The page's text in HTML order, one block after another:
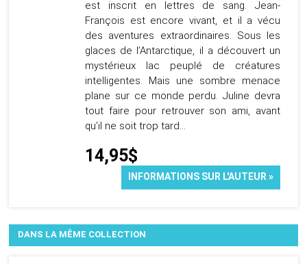
est inscrit en lettres de sang. Jean-
François est encore vivant, et il a vécu
des aventures extraordinaires. Sous les
glaces de l’Antarctique, il a découvert un
mystérieux lac peuplé de créatures
intelligentes. Mais une sombre menace
plane sur ce monde perdu. Juline devra
tout faire pour retrouver son ami, avant
qu’il ne soit trop tard…
14,95$
INFORMATIONS SUR L'AUTEUR »
DANS LA MÊME COLLECTION